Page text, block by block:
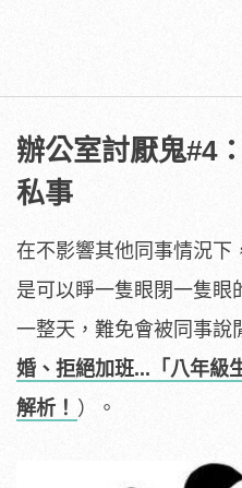
辦公室討厭鬼#4
私事
在不影響其他同事情況下
是可以睜一隻眼閉一隻眼
一整天，難免會被同事說
婚、拒絕加班...「八年級
解析！ ）。